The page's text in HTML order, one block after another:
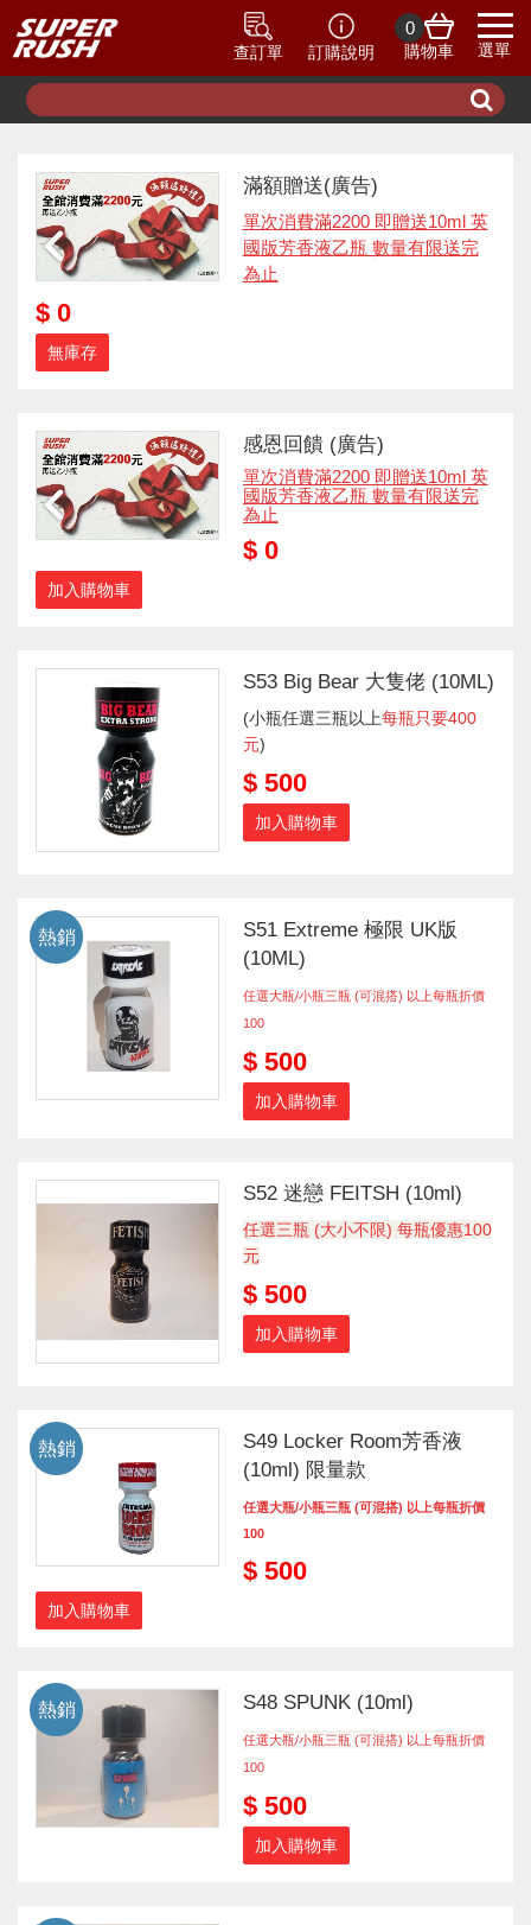
選單
查訂單 訂購說明
0
購物車
滿額贈送(廣告)
單次消費滿2200 即贈送10ml 英
國版芳香液乙瓶 數量有限送完
為止
$ 0
無庫存
感恩回饋 (廣告)
單次消費滿2200 即贈送10ml 英
國版芳香液乙瓶 數量有限送完
為止
$ 0
加入購物車
S53 Big Bear 大隻佬 (10ML)
(小瓶任選三瓶以上每瓶只要400
元)
$ 500
加入購物車
S51 Extreme 極限 UK版
(10ML)
任選大瓶/小瓶三瓶 (可混搭) 以上每瓶折價
100
$ 500
加入購物車
熱銷
S52 迷戀 FEITSH (10ml)
任選三瓶 (大小不限) 每瓶優惠100
元
$ 500
加入購物車
S49 Locker Room芳香液
(10ml) 限量款
任選大瓶/小瓶三瓶 (可混搭) 以上每瓶折價
100
$ 500
加入購物車
熱銷
S48 SPUNK (10ml)
任選大瓶/小瓶三瓶 (可混搭) 以上每瓶折價
100
$ 500
加入購物車
熱銷